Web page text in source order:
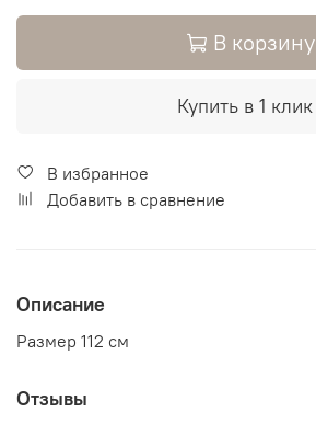
В корзину
Купить в 1 клик
В избранное
Добавить в сравнение
Описание
Размер 112 см
Отзывы